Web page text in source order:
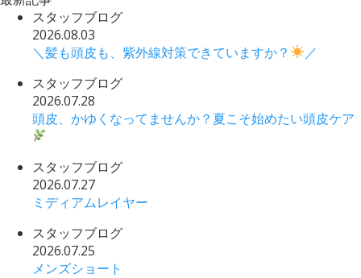
スタッフブログ
2026.08.03
＼髪も頭皮も、紫外線対策できていますか？
／
スタッフブログ
2026.07.28
頭皮、かゆくなってませんか？夏こそ始めたい頭皮ケア
スタッフブログ
2026.07.27
ミディアムレイヤー
スタッフブログ
2026.07.25
メンズショート